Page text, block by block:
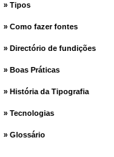
» Tipos
» Como fazer fontes
» Directório de fundições
» Boas Práticas
» História da Tipografia
» Tecnologias
» Glossário